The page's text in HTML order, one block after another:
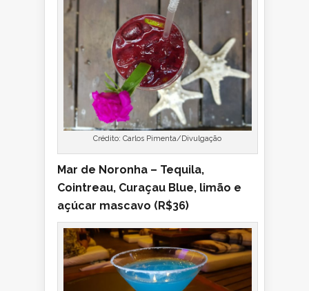
Crédito: Carlos Pimenta/Divulgação
Mar de Noronha – Tequila,
Cointreau, Curaçau Blue, limão e
açúcar mascavo (R$36)